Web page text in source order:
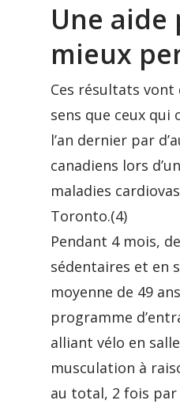
Une aide
mieux
Ces résultats vont
sens que ceux
l’an dernier par
canadiens lors
maladies
Toronto.(4)
Pendant 4 mois,
sédentaires et en
moyenne de 49
programme
alliant vélo en
musculation à
au total, 2 fois par